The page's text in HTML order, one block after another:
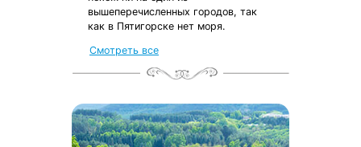
вышеперечисленных городов, так
как в Пятигорске нет моря.
Смотреть все